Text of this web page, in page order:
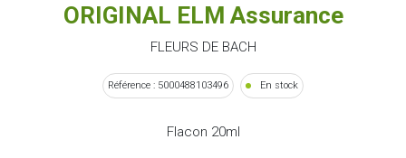
ORIGINAL ELM Assurance
FLEURS DE BACH
Référence : 5000488103496 En stock
Flacon 20ml